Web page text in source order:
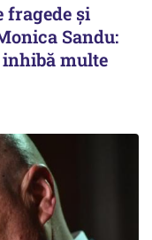
fragede și
Sandu:
multe